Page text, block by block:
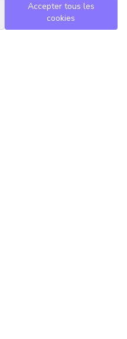
Accepter tous les
cookies